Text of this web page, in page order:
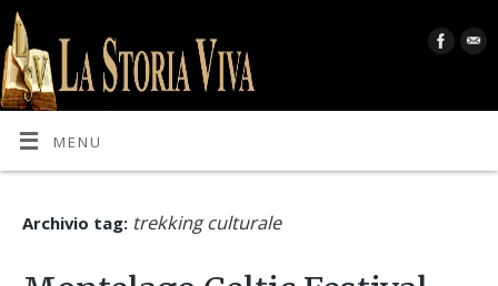
MENU
Archivio tag: trekking culturale